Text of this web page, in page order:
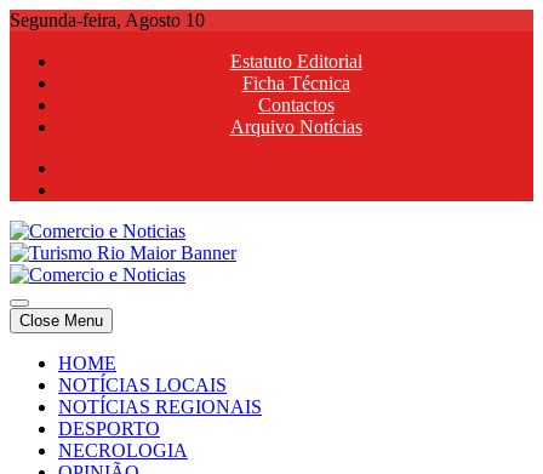
Skip
content
Segunda-feira, Agosto 10
Estatuto Editorial
Ficha Técnica
Contactos
Arquivo Notícias
Comercio e Noticias
Notícias e Publicidade Online
Comercio e Noticias
Notícias e Publicidade Online
Close Menu
HOME
NOTÍCIAS LOCAIS
NOTÍCIAS REGIONAIS
DESPORTO
NECROLOGIA